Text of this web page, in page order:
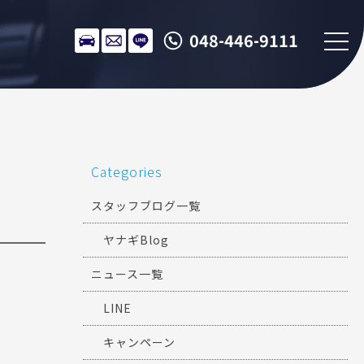
048-446-9111
Categories
スタッフブログ一覧
ヤナギBlog
ニュース一覧
LINE
キャンペーン